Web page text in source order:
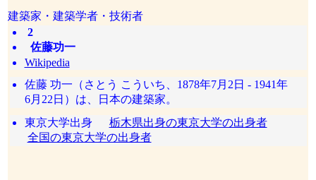
建築家・建築学者・技術者
2
佐藤功一
Wikipedia
佐藤 功一（さとう こういち、1878年7月2日 - 1941年
6月22日）は、日本の建築家。
東京大学出身 栃木県出身の東京大学の出身者
全国の東京大学の出身者